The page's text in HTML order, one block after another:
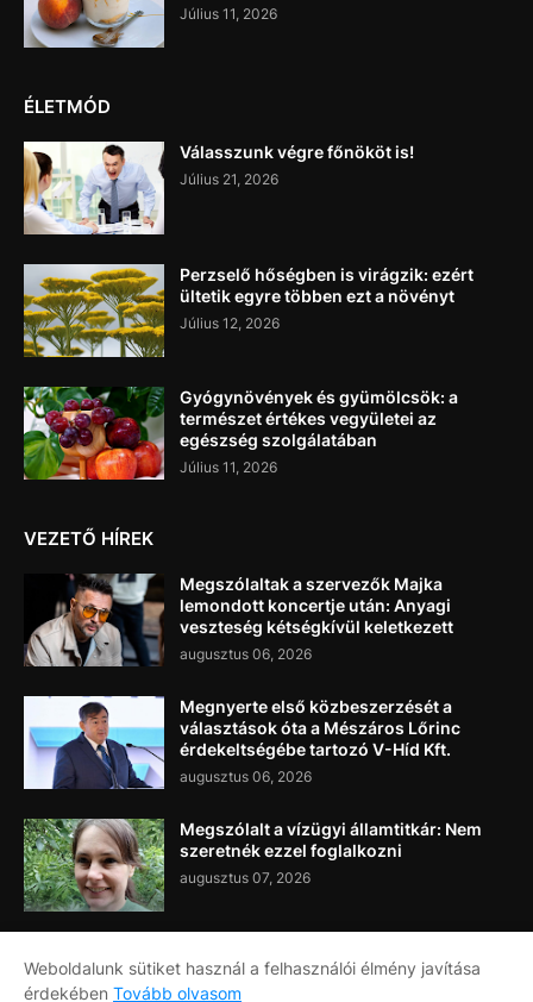
Július 11, 2026
ÉLETMÓD
Válasszunk végre főnököt is!
Július 21, 2026
Perzselő hőségben is virágzik: ezért
ültetik egyre többen ezt a növényt
Július 12, 2026
Gyógynövények és gyümölcsök: a
természet értékes vegyületei az
egészség szolgálatában
Július 11, 2026
VEZETŐ HÍREK
Megszólaltak a szervezők Majka
lemondott koncertje után: Anyagi
veszteség kétségkívül keletkezett
augusztus 06, 2026
Megnyerte első közbeszerzését a
választások óta a Mészáros Lőrinc
érdekeltségébe tartozó V-Híd Kft.
augusztus 06, 2026
Megszólalt a vízügyi államtitkár: Nem
szeretnék ezzel foglalkozni
augusztus 07, 2026
Weboldalunk sütiket használ a felhasználói élmény javítása
érdekében Tovább olvasom